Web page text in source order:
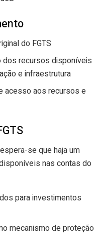
do FGTS
dos recursos disponíveis
e infraestrutura
acesso aos recursos e
se que haja um
nas contas do
para investimentos
mecanismo de proteção